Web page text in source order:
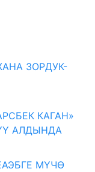
ЗОРДУК-
КАГАН»
АЛДЫНДА
МҮЧӨ